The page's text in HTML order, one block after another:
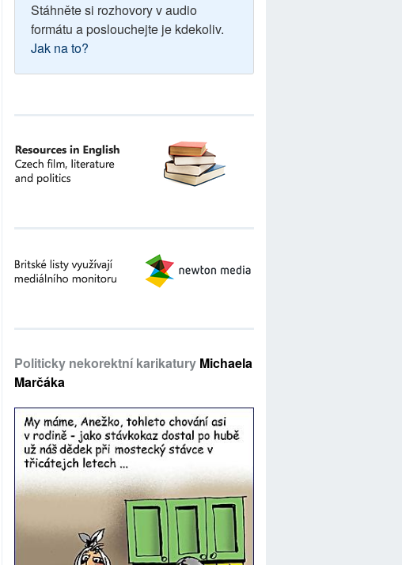
Stáhněte si rozhovory v audio
formátu a poslouchejte je kdekoliv.
Jak na to?
Politicky nekorektní karikatury Michaela
Marčáka